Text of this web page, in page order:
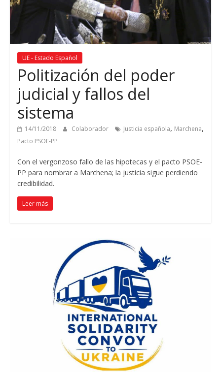
UE - Estado Español
Politización del poder
judicial y fallos del
sistema
14/11/2018 Colaborador Justicia española, Marchena,
Pacto PSOE-PP
Con el vergonzoso fallo de las hipotecas y el pacto PSOE-
PP para nombrar a Marchena; la justicia sigue perdiendo
credibilidad.
Leer más